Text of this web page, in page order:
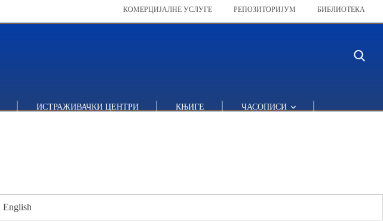
КОМЕРЦИЈАЛНЕ УСЛУГЕ РЕПОЗИТОРИЈУМ БИБЛИОТЕКА
ИСТРАЖИВАЧКИ ЦЕНТРИ КЊИГЕ ЧАСОПИСИ
English